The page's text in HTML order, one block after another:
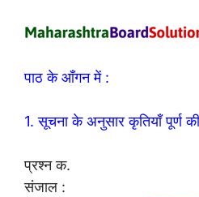
पाठ के आँगन में :
1. सूचना के अनुसार कृतियाँ पूर्ण
प्रश्न क.
संजाल :